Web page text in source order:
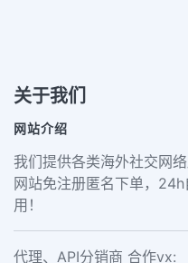
关于我们
网站介绍
我们提供各类海外社交网
网站免注册匿名下单，
用！
代理、API分销商 合作